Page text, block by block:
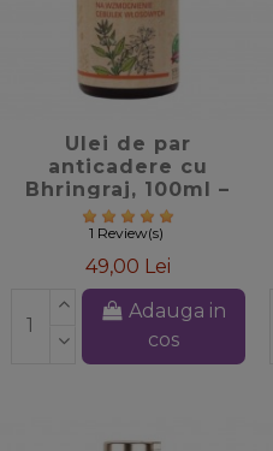
Ulei de par
anticadere cu
Bhringraj, 100ml –
Sattva Ayurveda
1 Review(s)
49,00 Lei
Adauga in
cos